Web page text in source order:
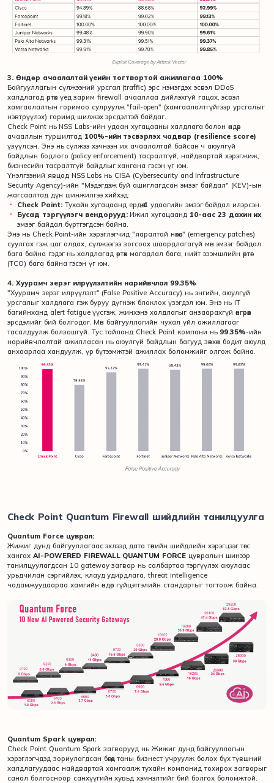
3. Өндөр ачаалалтай үеийн тогтвортой ажиллагаа 100%
Байгууллагын сүлжээний урсгал (traffic) эрс нэмэгдэх эсвэл DDoS
халдлагад өртөх үед зарим firewall ачааллаа дийлэхгүй гацах, эсвэл
хамгаалалтын горимоо сулруулж "fail-open" (хамгаалалтгүйгээр урсгалыг
нэвтрүүлэх) горимд шилжэх эрсдэлтэй байдаг.
Check Point нь NSS Labs-ийн удаан хугацааны халдлага болон өндөр
ачааллын туршилтад 100%-ийн тэсвэрлэх чадвар (resilience score)
үзүүлсэн. Энэ нь сүлжээ хэчнээн их ачаалалтай байсан ч аюулгүй
байдлын бодлого (policy enforcement) тасралтгүй, найдвартай хэрэгжиж,
бизнесийн тасралтгүй байдлыг хангана гэсэн үг юм.
Үнэлгээний явцад NSS Labs нь CISA (Cybersecurity and Infrastructure
Security Agency)-ийн "Мэдэгдэж буй ашиглагдсан эмзэг байдал" (KEV)-ын
жагсаалтад дүн шинжилгээ хийхэд:
Check Point:Тухайн хугацаанд ердөө1 удаагийн эмзэг байдал илэрсэн.
Бусад тэргүүлэгч вендорууд:Ижил хугацаанд 10-аас 23 дахин их
эмзэг байдал бүртгэгдсэн байна.
Энэ нь Check Point-ийн хэрэглэгчид "яаралтай нөхөөс" (emergency patches)
суулгах гэж цаг алдах, сүлжээгээ зогсоох шаардлагагүй мөн эмзэг байдал
бага байна гэдэг нь халдлагад өртөх магадлал бага, нийт эзэмшлийн өртөг
(TCO) бага байна гэсэн үг юм.
4. Хуурамч эерэг илрүүлэлтийн нарийвчлал 99.35%
"Хуурамч эерэг илрүүлэлт" (False Positive Accuracy) нь энгийн, аюулгүй
урсгалыг халдлага гэж буруу дүгнэж блоклох үзэгдэл юм. Энэ нь IT
багийнханд alert fatigue үүсгэж, жинхэнэ халдлагыг анзаарахгүй өнгөрөөх
эрсдэлийг бий болгодог. Мөн байгууллагийн чухал үйл ажиллагааг
тасалдуулж болзошгүй. Тус тайланд Check Point компани нь 99.35%-ийн
нарийвчлалтай ажилласан нь аюулгүй байдлын багууд зөвхөн бодит аюулд
анхаарлаа хандуулж, үр бүтээмжтэй ажиллах боломжийг олгож байна.
Check Point Quantum Firewall шийдлийн танилцуулга
Quantum Force цуврал:
Жижиг дунд байгууллагаас эхлээд дата төвийн шийдлийн хэрэгцээг төгс
хангах AI-POWERED FIREWALL QUANTUM FORCE цувралын шинээр
танилцуулагдсан 10 gateway загвар нь салбартаа тэргүүлэх аюулаас
урьдчилан сэргийлэх, клауд удирдлага, threat intelligence
чадамжуудаараа хамгийн өндөр гүйцэтгэлийн стандартыг тогтоож байна.
Quantum Spark цуврал:
Check Point Quantum Spark загварууд нь Жижиг дунд байгууллагын
хэрэглэгчдэд зориулагдсан бөгөөд таны бизнест учруулж болох бүх түвшний
халдлагуудаас найдвартай хамгаалж тухайн компанид тохирох загварыг
санал болгосноор санхүүгийн хувьд хэмнэлтийг бий болгох боломжтой.